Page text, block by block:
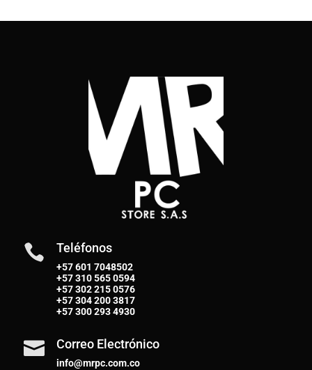
 Teléfonos
+57 601 7048502
+57310 565 0594
+57302 215 0576
+57304 200 3817
+57300 293 4930
 Correo Electrónico
info@mrpc.com.co